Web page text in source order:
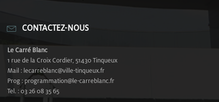
CONTACTEZ-NOUS
Le Carré Blanc
1 rue de la Croix Cordier, 51430 Tinqueux
Mail : lecarreblanc@ville-tinqueux.fr
Prog : programmation@le-carreblanc.fr
Tel. : 03 26 08 35 65